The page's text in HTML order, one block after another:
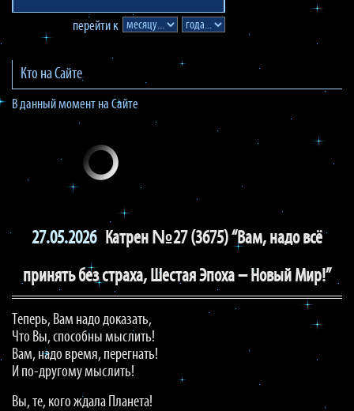
перейти к
Кто на Сайте
В данный момент на Сайте
27.05.2026 Катрен №27 (3675) “Вам, надо всё
принять без страха, Шестая Эпоха – Новый Мир!”
Теперь, Вам надо доказать,
Что Вы, способны мыслить!
Вам, надо время, перегнать!
И по-другому мыслить!
Вы, те, кого ждала Планета!